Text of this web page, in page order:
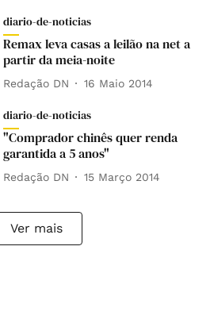
diario-de-noticias
Remax leva casas a leilão na net a
partir da meia-noite
Redação DN 16 Maio 2014
diario-de-noticias
"Comprador chinês quer renda
garantida a 5 anos"
Redação DN 15 Março 2014
Ver mais